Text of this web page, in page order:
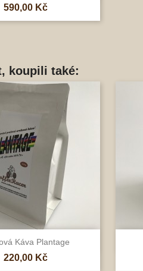
Cena
590,00 Kč
koupili také:
Káva Plantage
Cena
220,00 Kč
Rychlý náhled